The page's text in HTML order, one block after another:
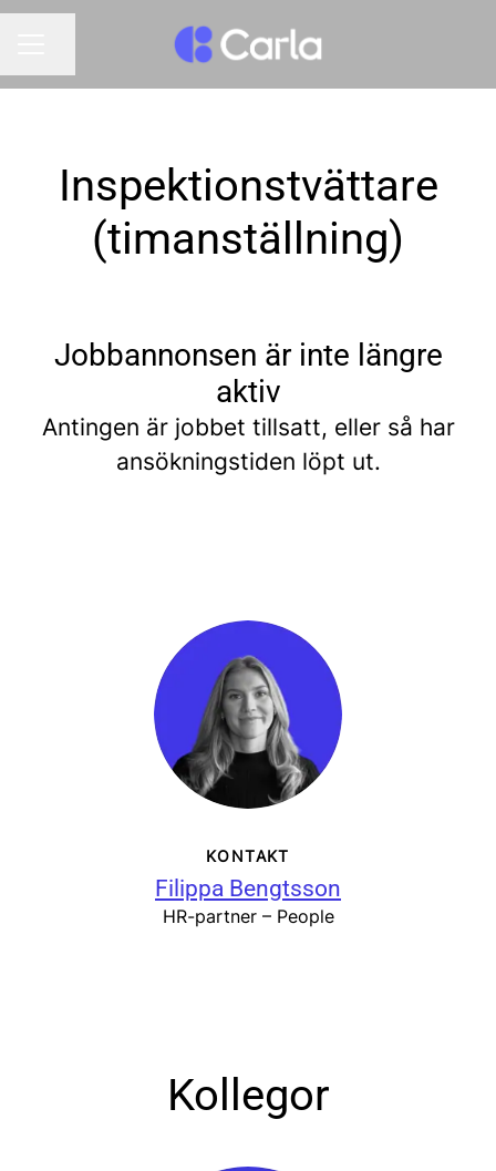
Inspektionstvättare
(timanställning)
Jobbannonsen är inte längre
aktiv
Antingen är jobbet tillsatt, eller så har
ansökningstiden löpt ut.
KONTAKT
Filippa Bengtsson
HR-partner – People
Kollegor